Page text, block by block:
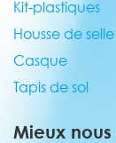
Kit-plastiques
Housse de selle
Casque
Tapis de sol
Mieux